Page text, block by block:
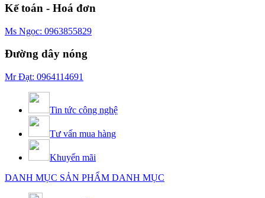
Kế toán - Hoá đơn
Ms Ngọc: 0963855829
Đường dây nóng
Mr Đạt: 0964114691
Tin tức công nghệ
Tư vấn mua hàng
Khuyến mãi
DANH MỤC SẢN PHẨM DANH MỤC